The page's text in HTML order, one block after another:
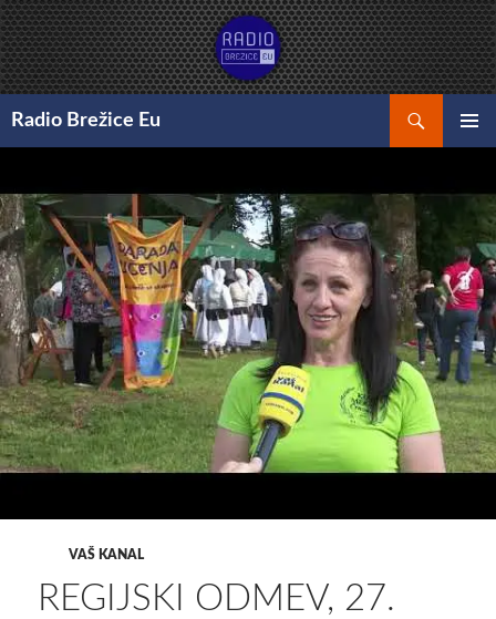
Preskoči
na
vsebino
Radio Brežice Eu
VAŠ KANAL
REGIJSKI ODMEV, 27.